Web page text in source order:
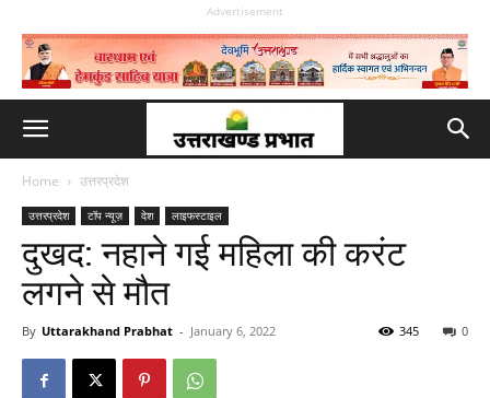
Advertisement
Home उत्तरप्रदेश
उत्तरप्रदेश टॉप न्यूज़ देश लाइफस्टाइल
दुखद: नहाने गई महिला की करंट
लगने से मौत
By Uttarakhand Prabhat - January 6, 2022 0
345